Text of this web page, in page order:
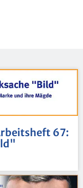
67: